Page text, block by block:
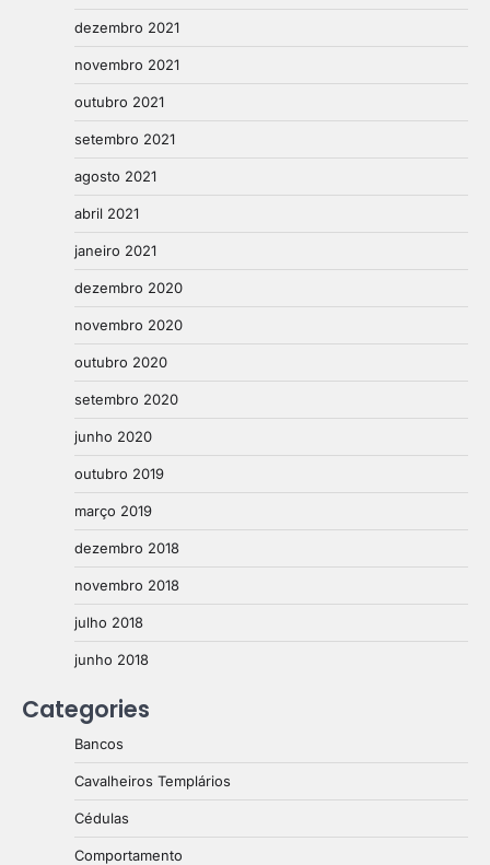
dezembro 2021
novembro 2021
outubro 2021
setembro 2021
agosto 2021
abril 2021
janeiro 2021
dezembro 2020
novembro 2020
outubro 2020
setembro 2020
junho 2020
outubro 2019
março 2019
dezembro 2018
novembro 2018
julho 2018
junho 2018
Categories
Bancos
Cavalheiros Templários
Cédulas
Comportamento